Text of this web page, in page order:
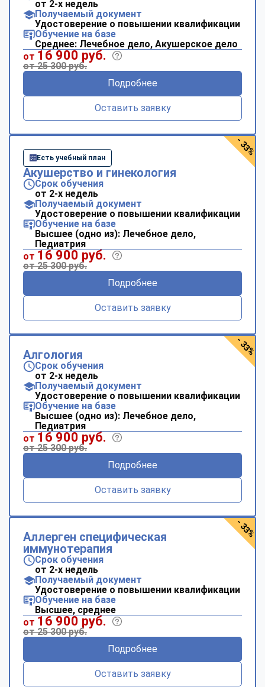
от 2-х недель
Получаемый документ
Удостоверение о повышении квалификации
Обучение на базе
Среднее: Лечебное дело, Акушерское дело
от 16 900 руб.
от 25 300 руб.
Подробнее
Оставить заявку
Есть учебный план
Акушерство и гинекология
Срок обучения
от 2-х недель
Получаемый документ
Удостоверение о повышении квалификации
Обучение на базе
Высшее (одно из): Лечебное дело,
Педиатрия
от 16 900 руб.
от 25 300 руб.
Подробнее
Оставить заявку
- 33%
Алгология
Срок обучения
от 2-х недель
Получаемый документ
Удостоверение о повышении квалификации
Обучение на базе
Высшее (одно из): Лечебное дело,
Педиатрия
от 16 900 руб.
от 25 300 руб.
Подробнее
Оставить заявку
- 33%
Аллерген специфическая
иммунотерапия
Срок обучения
от 2-х недель
Получаемый документ
Удостоверение о повышении квалификации
Обучение на базе
Высшее, среднее
от 16 900 руб.
от 25 300 руб.
Подробнее
Оставить заявку
- 33%